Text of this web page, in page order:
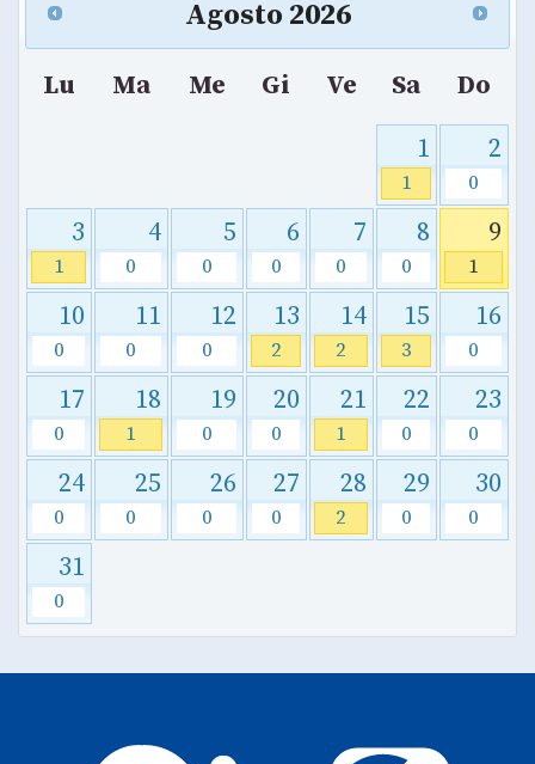
Agosto 2026
Lu Ma Me Gi Ve Sa
Do
1
1
2
0
3
1
4
0
5
0
6
0
7
0
8
0
9
1
10
0
11
0
12
0
13
2
14
2
15
3
16
0
17
0
18
1
19
0
20
0
21
1
22
0
23
0
24
0
25
0
26
0
27
0
28
2
29
0
30
0
31
0